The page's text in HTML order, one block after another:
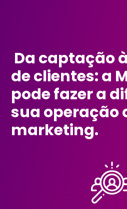
Da captação
de clientes: a
pode fazer a
sua operação
marketing.